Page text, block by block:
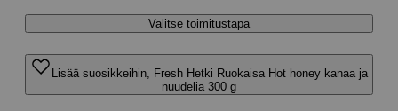
Valitse toimitustapa
Lisää suosikkeihin, Fresh Hetki Ruokaisa Hot honey kanaa ja
nuudelia 300 g